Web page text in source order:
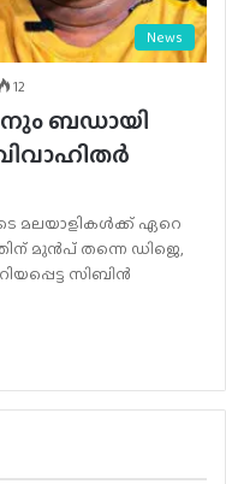
News
12
ബഡായി
മലയാളികൾക്ക് ഏറെ
മുൻപ് തന്നെ ഡിജെ,
സിബിൻ